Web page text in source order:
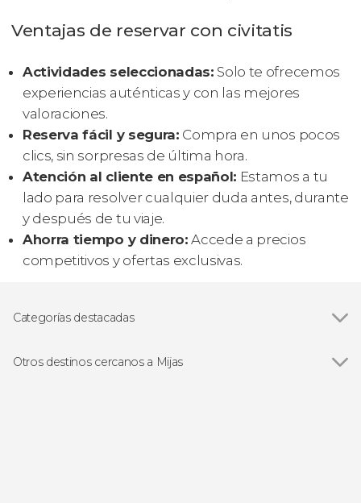
Ventajas de reservar con civitatis
Actividades seleccionadas: Solo te ofrecemos
experiencias auténticas y con las mejores
valoraciones.
Reserva fácil y segura: Compra en unos pocos
clics, sin sorpresas de última hora.
Atención al cliente en español: Estamos a tu
lado para resolver cualquier duda antes, durante
y después de tu viaje.
Ahorra tiempo y dinero: Accede a precios
competitivos y ofertas exclusivas.
Categorías destacadas
Otros destinos cercanos a Mijas